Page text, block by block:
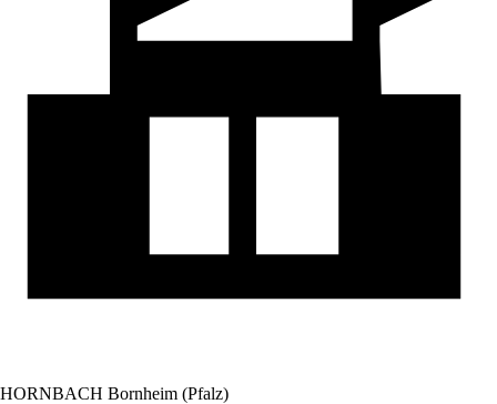
HORNBACH Bornheim (Pfalz)